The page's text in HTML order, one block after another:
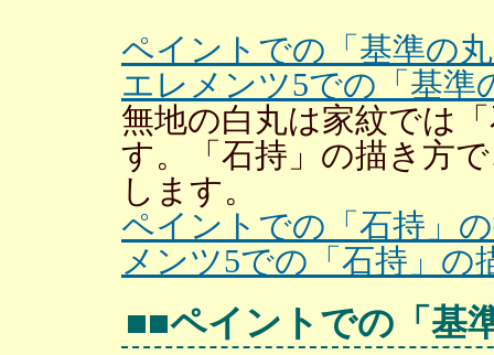
ペイントでの「基準の
エレメンツ5での「基準
無地の白丸は家紋では
す。「石持」の描き方
します。
ペイントでの「石持」
メンツ5での「石持」の
■■ペイントでの「基